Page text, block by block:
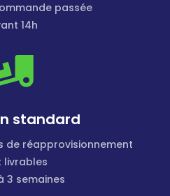
passée
14h
standard
de réapprovisionnement
livrables
3 semaines